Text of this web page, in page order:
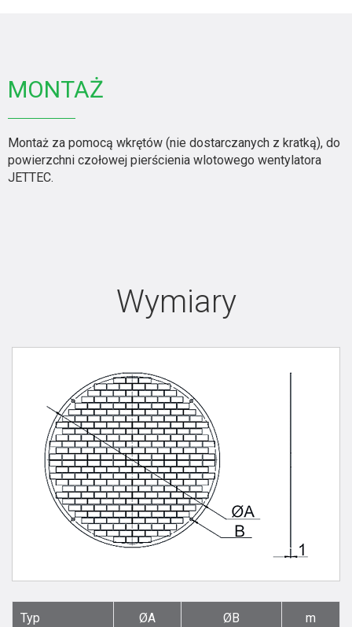
MONTAŻ
Montaż za pomocą wkrętów (nie dostarczanych z kratką), do
powierzchni czołowej pierścienia wlotowego wentylatora
JETTEC.
Wymiary
Typ
ØA
ØB
m